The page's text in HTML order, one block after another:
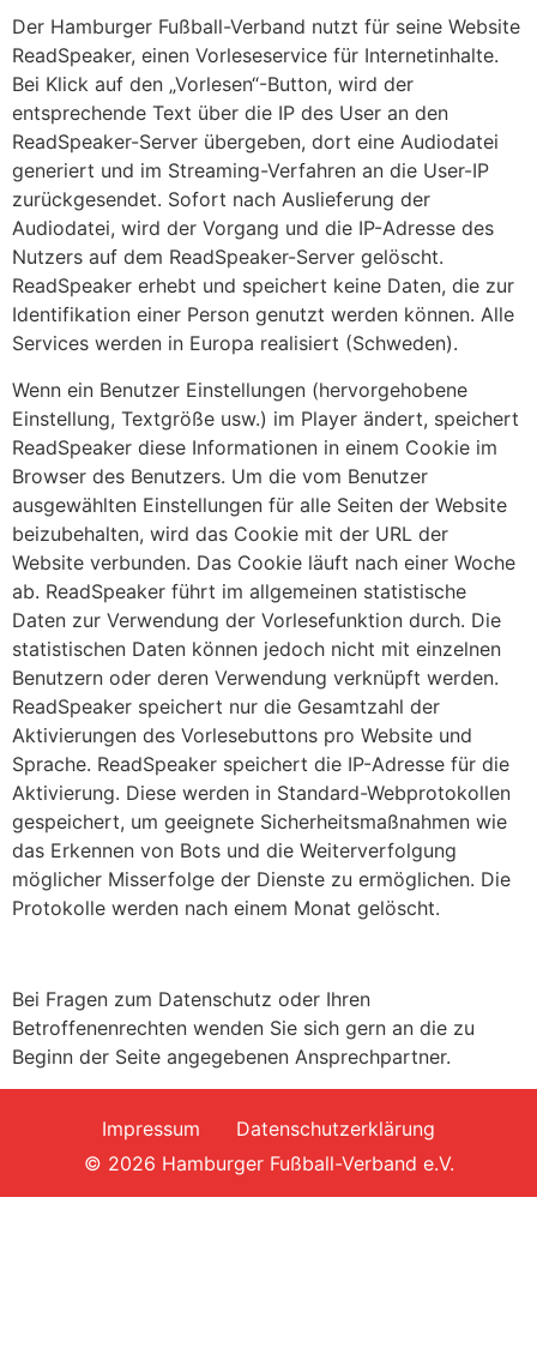
Der Hamburger Fußball-Verband nutzt für seine Website
ReadSpeaker, einen Vorleseservice für Internetinhalte.
Bei Klick auf den „Vorlesen“-Button, wird der
entsprechende Text über die IP des User an den
ReadSpeaker-Server übergeben, dort eine Audiodatei
generiert und im Streaming-Verfahren an die User-IP
zurückgesendet. Sofort nach Auslieferung der
Audiodatei, wird der Vorgang und die IP-Adresse des
Nutzers auf dem ReadSpeaker-Server gelöscht.
ReadSpeaker erhebt und speichert keine Daten, die zur
Identifikation einer Person genutzt werden können. Alle
Services werden in Europa realisiert (Schweden).
Wenn ein Benutzer Einstellungen (hervorgehobene
Einstellung, Textgröße usw.) im Player ändert, speichert
ReadSpeaker diese Informationen in einem Cookie im
Browser des Benutzers. Um die vom Benutzer
ausgewählten Einstellungen für alle Seiten der Website
beizubehalten, wird das Cookie mit der URL der
Website verbunden. Das Cookie läuft nach einer Woche
ab. ReadSpeaker führt im allgemeinen statistische
Daten zur Verwendung der Vorlesefunktion durch. Die
statistischen Daten können jedoch nicht mit einzelnen
Benutzern oder deren Verwendung verknüpft werden.
ReadSpeaker speichert nur die Gesamtzahl der
Aktivierungen des Vorlesebuttons pro Website und
Sprache. ReadSpeaker speichert die IP-Adresse für die
Aktivierung. Diese werden in Standard-Webprotokollen
gespeichert, um geeignete Sicherheitsmaßnahmen wie
das Erkennen von Bots und die Weiterverfolgung
möglicher Misserfolge der Dienste zu ermöglichen. Die
Protokolle werden nach einem Monat gelöscht.
Bei Fragen zum Datenschutz oder Ihren
Betroffenenrechten wenden Sie sich gern an die zu
Beginn der Seite angegebenen Ansprechpartner.
Impressum
Datenschutzerklärung
© 2026 Hamburger Fußball-Verband e.V.